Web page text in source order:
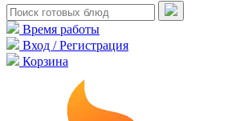
Время работы
Вход / Регистрация
Корзина